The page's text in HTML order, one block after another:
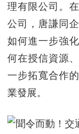
理有限公司。
公司，唐謙同
如何進一步強
何在授信資源
一步拓寬合作
業發展。